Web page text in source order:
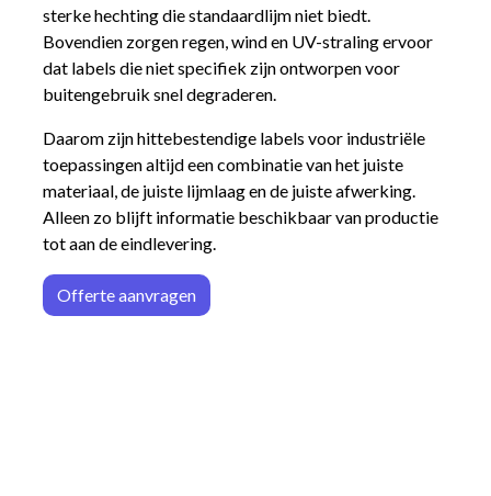
sterke hechting die standaardlijm niet biedt.
Bovendien zorgen regen, wind en UV-straling ervoor
dat labels die niet specifiek zijn ontworpen voor
buitengebruik snel degraderen.
Daarom zijn hittebestendige labels voor industriële
toepassingen altijd een combinatie van het juiste
materiaal, de juiste lijmlaag en de juiste afwerking.
Alleen zo blijft informatie beschikbaar van productie
tot aan de eindlevering.
Offerte aan​​vrag​​en